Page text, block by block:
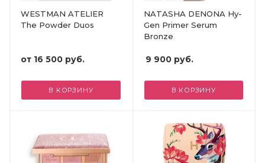
WESTMAN ATELIER
The Powder Duos
от 16 500 руб.
В КОРЗИНУ
NATASHA DENONA Hy-
Gen Primer Serum
Bronze
9 900руб.
В КОРЗИНУ